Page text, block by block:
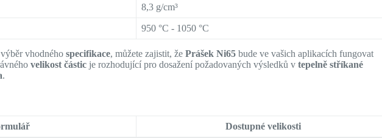
8,3 g/cm³
950 °C - 1050 °C
vhodnéhospecifikace, můžete zajistit, žePrášek Ni65 bude ve vašich aplikacích fungovat
velikost částic je rozhodující pro dosažení požadovaných výsledků vtepelně stříkané
.
Dostupné velikosti